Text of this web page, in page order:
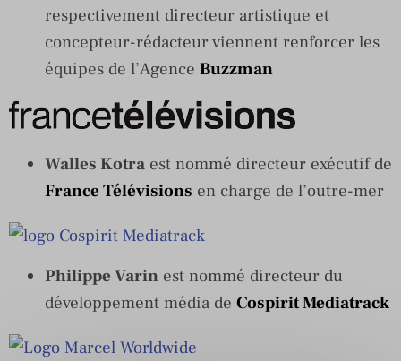
respectivement directeur artistique et
concepteur-rédacteur viennent renforcer les
équipes de l’Agence Buzzman
Walles Kotra est nommé directeur exécutif de
France Télévisions en charge de l’outre-mer
Philippe Varin est nommé directeur du
développement média de Cospirit Mediatrack